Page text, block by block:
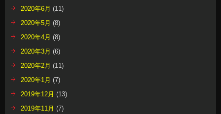
2020年6月 (11)
2020年5月 (8)
2020年4月 (8)
2020年3月 (6)
2020年2月 (11)
2020年1月 (7)
2019年12月 (13)
2019年11月 (7)